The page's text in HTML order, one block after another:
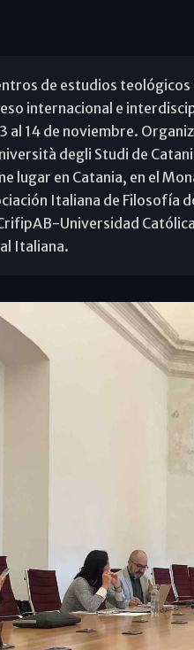
de estudios teológicos
internacional e
al 14 de noviembre.
degli Studi de
lugar en Catania, en el
Italiana de Filosofía
Universidad
Italiana.